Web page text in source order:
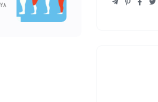
28 بهمن 1403